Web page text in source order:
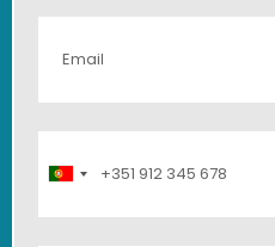
Portugal
+351